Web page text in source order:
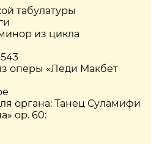
табулатуры
из цикла
оперы «Леди Макбет
органа: Танец Суламифи
op. 60: